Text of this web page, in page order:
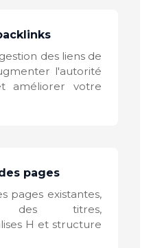
des liens de
l'autorité
améliorer votre
pages
pages existantes,
des titres,
H et structure